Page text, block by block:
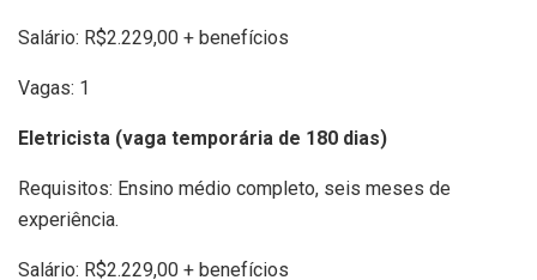
Salário: R$2.229,00 + benefícios
Vagas: 1
Eletricista (vaga temporária de 180 dias)
Requisitos: Ensino médio completo, seis meses de
experiência.
Salário: R$2.229,00 + benefícios